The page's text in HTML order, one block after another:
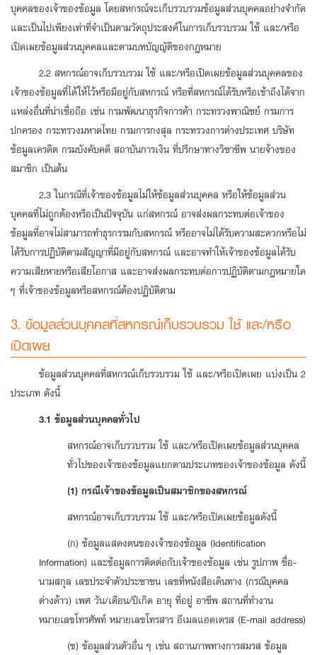
บุคคลของเจ้าของข้อมูล โดยสหกรณ์จะเก็บรวบรวมข้อมูลส่วนบุคคลอย่างจำกัด
และเป็นไปเพียงเท่าที่จำเป็นตามวัตถุประสงค์ในการเก็บรวบรวม ใช้ และ/หรือ
เปิดเผยข้อมูลส่วนบุคคลและตามบทบัญญัติของกฎหมาย
2.2 สหกรณ์อาจเก็บรวบรวม ใช้ และ/หรือเปิดเผยข้อมูลส่วนบุคคลของ
เจ้าของข้อมูลที่ได้ให้ไว้หรือมีอยู่กับสหกรณ์ หรือที่สหกรณ์ได้รับหรือเข้าถึงได้จาก
แหล่งอื่นที่น่าเชื่อถือ เช่น กรมพัฒนาธุรกิจการค้า กระทรวงพาณิชย์ กรมการ
ปกครอง กระทรวงมหาดไทย กรมการกงสุล กระทรวงการต่างประเทศ บริษัท
ข้อมูลเครดิต กรมบังคับคดี สถาบันการเงิน ที่ปรึกษาทางวิชาชีพ นายจ้างของ
สมาชิก เป็นต้น
2.3 ในกรณีที่เจ้าของข้อมูลไม่ให้ข้อมูลส่วนบุคคล หรือให้ข้อมูลส่วน
บุคคลที่ไม่ถูกต้องหรือเป็นปัจจุบัน แก่สหกรณ์ อาจส่งผลกระทบต่อเจ้าของ
ข้อมูลที่อาจไม่สามารถทำธุรกรรมกับสหกรณ์ หรืออาจไม่ได้รับความสะดวกหรือไม่
ได้รับการปฏิบัติตามสัญญาที่มีอยู่กับสหกรณ์ และอาจทำให้เจ้าของข้อมูลได้รับ
ความเสียหายหรือเสียโอกาส และอาจส่งผลกระทบต่อการปฏิบัติตามกฎหมายใด
ๆ ที่เจ้าของข้อมูลหรือสหกรณ์ต้องปฏิบัติตาม
3. ข้อมูลส่วนบุคคลที่สหกรณ์เก็บรวบรวม ใช้ และ/หรือ
เปิดเผย
ข้อมูลส่วนบุคคลที่สหกรณ์เก็บรวบรวม ใช้ และ/หรือเปิดเผย แบ่งเป็น 2
ประเภท ดังนี้
3.1 ข้อมูลส่วนบุคคลทั่วไป
สหกรณ์อาจเก็บรวบรวม ใช้ และ/หรือเปิดเผยข้อมูลส่วนบุคคล
ทั่วไปของเจ้าของข้อมูลแยกตามประเภทของเจ้าของข้อมูล ดังนี้
(1) กรณีเจ้าของข้อมูลเป็นสมาชิกของสหกรณ์
สหกรณ์อาจเก็บรวบรวม ใช้ และ/หรือเปิดเผยข้อมูลดังนี้
(ก) ข้อมูลแสดงตนของเจ้าของข้อมูล (Identification
Information) และข้อมูลการติดต่อกับเจ้าของข้อมูล เช่น รูปภาพ ชื่อ-
นามสกุล เลขประจำตัวประชาชน เลขที่หนังสือเดินทาง (กรณีบุคคล
ต่างด้าว) เพศ วัน/เดือน/ปีเกิด อายุ ที่อยู่ อาชีพ สถานที่ทำงาน
หมายเลขโทรศัพท์ หมายเลขโทรสาร อีเมลแอดเดรส (E-mail address)
(ข) ข้อมูลส่วนตัวอื่น ๆ เช่น สถานภาพทางการสมรส ข้อมูล